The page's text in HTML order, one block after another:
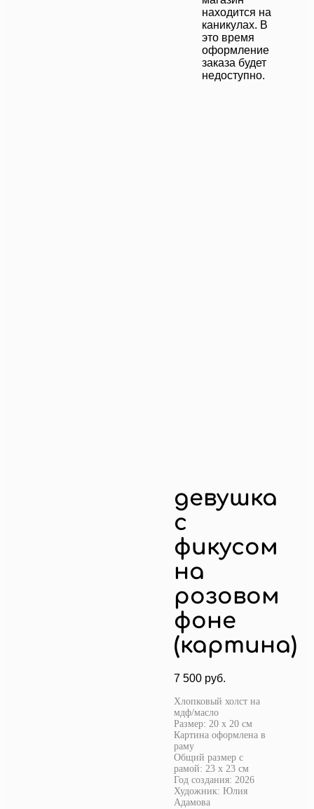
находится на
каникулах. В
это время
оформление
заказа будет
недоступно.
девушка
с
фикусом
на
розовом
фоне
(картина)
7 500 руб.
Хлопковый холст на
мдф/масло
Размер: 20 х 20 см
Картина оформлена в
раму
Общий размер с
рамой: 23 х 23 см
Год создания: 2026
Художник: Юлия
Адамова